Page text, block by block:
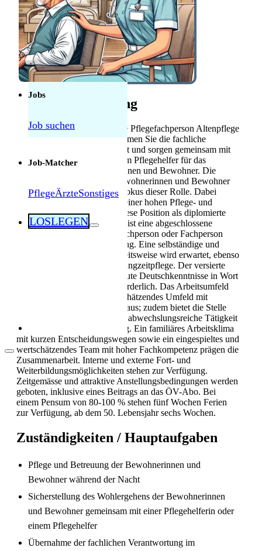
Herausforderungen als Pflegekraft in der
Schweiz: Was tatsächlich manchmal schwierig
Als Pflegekraft in die Schweiz: Leben, Kultur
und Alltag (2026)
Arbeitsbedingungen in der Pflege in der
Schweiz
Mebeko Anerkennung
für ÄrzteDiplom-
Anerkennung für
Fachkräfte
Jobs
Job suchen
Job-Matcher
PflegeÄrzteSonstiges
LOSLEGEN
Stellenbeschreibung
Im Pflegealltag als diplomierte Pflegefachperson Altenpflege
in der Langzeitpflege übernehmen Sie die fachliche
Verantwortung im Nachtdienst und sorgen gemeinsam mit
einer Pflegehelferin oder einem Pflegehelfer für das
Wohlergehen der Bewohnerinnen und Bewohner. Die
Pflege und Betreuung der Bewohnerinnen und Bewohner
während der Nacht steht im Fokus dieser Rolle. Dabei
tragen Sie zur Sicherstellung einer hohen Pflege- und
Betreuungsqualität bei. Für diese Position als diplomierte
Pflegefachperson Altenpflege ist eine abgeschlossene
Ausbildung als Dipl. Pflegefachperson oder Fachperson
Gesundheit EFZ Voraussetzung. Eine selbständige und
verantwortungsbewusste Arbeitsweise wird erwartet, ebenso
wie Berufserfahrung in der Langzeitpflege. Der versierte
Umgang mit dem PC sowie gute Deutschkenntnisse in Wort
und Schrift sind ebenfalls erforderlich. Das Arbeitsumfeld
zeichnet sich durch ein wertschätzendes Umfeld mit
Weiterbildungsmöglichkeiten aus; zudem bietet die Stelle
eine verantwortungsvolle und abwechslungsreiche Tätigkeit
mit hoher Eigenverantwortung. Ein familiäres Arbeitsklima
mit kurzen Entscheidungswegen sowie ein eingespieltes und
wertschätzendes Team mit hoher Fachkompetenz prägen die
Zusammenarbeit. Interne und externe Fort- und
Weiterbildungsmöglichkeiten stehen zur Verfügung.
Zeitgemässe und attraktive Anstellungsbedingungen werden
geboten, inklusive eines Beitrags an das ÖV-Abo. Bei
einem Pensum von 80-100 % stehen fünf Wochen Ferien
zur Verfügung, ab dem 50. Lebensjahr sechs Wochen.
Zuständigkeiten / Hauptaufgaben
Pflege und Betreuung der Bewohnerinnen und
Bewohner während der Nacht
Sicherstellung des Wohlergehens der Bewohnerinnen
und Bewohner gemeinsam mit einer Pflegehelferin oder
einem Pflegehelfer
Übernahme der fachlichen Verantwortung im